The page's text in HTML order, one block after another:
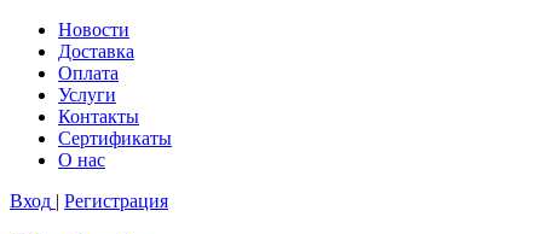
Новости
Доставка
Оплата
Услуги
Контакты
Cертификаты
О нас
Вход | Регистрация